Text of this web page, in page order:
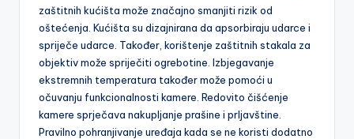
zaštitnih kućišta može značajno smanjiti rizik od
oštećenja. Kućišta su dizajnirana da apsorbiraju udarce i
spriječe udarce. Također, korištenje zaštitnih stakala za
objektiv može spriječiti ogrebotine. Izbjegavanje
ekstremnih temperatura također može pomoći u
očuvanju funkcionalnosti kamere. Redovito čišćenje
kamere sprječava nakupljanje prašine i prljavštine.
Pravilno pohranjivanje uređaja kada se ne koristi dodatno